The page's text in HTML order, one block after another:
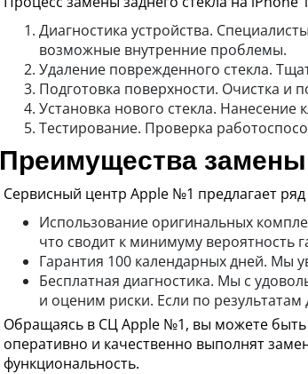
Диагностика устройства.
возможные внутренние проблемы.
Удаление поврежденного стекла.
Подготовка поверхности. Очистка и
Установка нового стекла. Нанесение
Тестирование. Проверка
Преимущества
Сервисный центр Apple №1 предлагает
Использование оригинальных
что сводит к минимуму вероятность
Гарантия 100 календарных дней. Мы
Бесплатная диагностика. Мы с
и оценим риски. Если по результатам
Обращаясь в СЦ Apple №1, вы можете быть
оперативно и качественно выполнят
функциональность.